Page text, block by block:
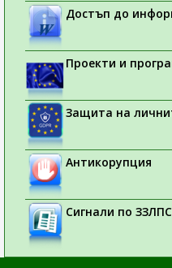
Достъп до
Проекти и
Защита на
Антикорупция
Сигнали по